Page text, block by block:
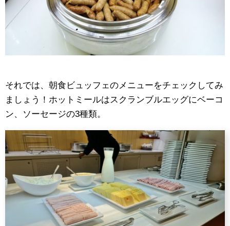
それでは、朝食ビュッフェのメニューをチェックしてみ
ましょう！ホットミールはスクランブルエッグにベーコ
ン、ソーセージの3種類。